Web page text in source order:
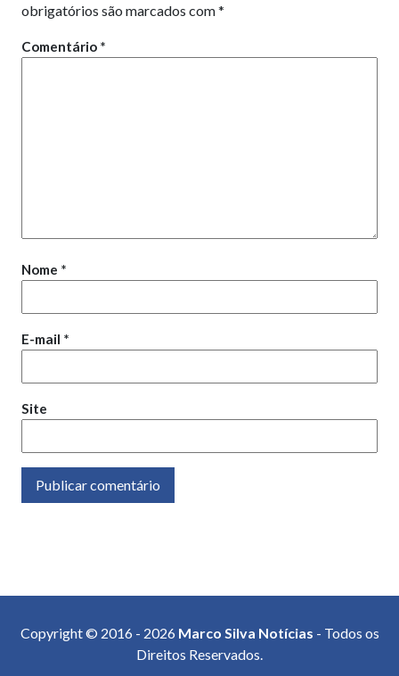
obrigatórios são marcados com*
Comentário *
Nome *
E-mail *
Site
Copyright © 2016 - 2026 Marco Silva Notícias - Todos os
Direitos Reservados.